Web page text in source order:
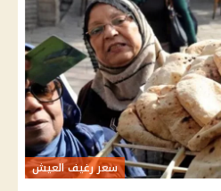
سعر رغيف العيش